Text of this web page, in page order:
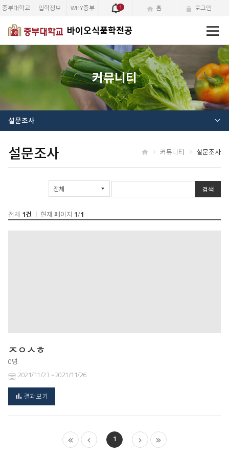
바이오식품학전공
메
뉴
중부대학교 입학정보 WHY중부 1 홈 로그인
커뮤니티
설문조사
설문조사 커뮤니티 설문조사
게
검
색
검색
전체 1건 현재 페이지 1/1
ㅈㅇㅅㅎ
0명
2021/11/23 ~ 2021/11/26
결과보기
처
음
이
전
1
다
음
마
지